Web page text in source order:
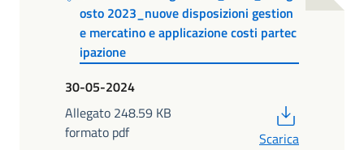
osto 2023_nuove disposizioni gestion
e mercatino e applicazione costi partec
ipazione
30-05-2024
Allegato 248.59 KB
formato pdf
Scarica